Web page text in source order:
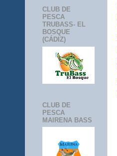
CLUB DE
PESCA
TRUBASS- EL
BOSQUE
(CÁDIZ)
CLUB DE
PESCA
MAIRENA BASS